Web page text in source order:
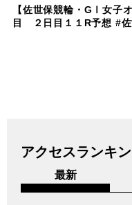
【佐世保競輪・GⅠ女子
目 ２
アクセスランキ
最新